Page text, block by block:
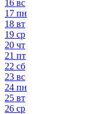
16 вс
17 пн
18 вт
19 ср
20 чт
21 пт
22 сб
23 вс
24 пн
25 вт
26 ср